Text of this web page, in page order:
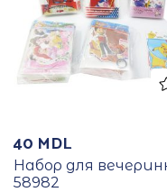
40 MDL
Набор для
58982